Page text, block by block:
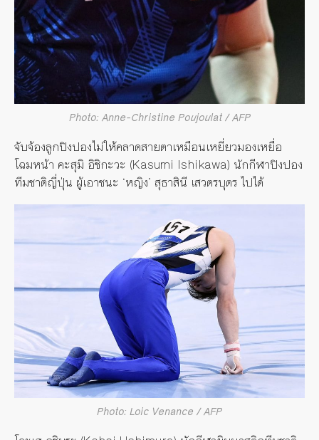
Photo: Anne-Christine Poujoulat / AFP
จับจ้องลูกปิงปองไม่ให้คลาดสายตาเหมือนเหยี่ยวมองเหยื่อ
โฉมหน้า คะสุมิ อิชิกะวะ (Kasumi Ishikawa) นักกีฬาปิงปอง
ทีมชาติญี่ปุ่น ผู้เอาชนะ ‘หญิง’ สุธาสินี เสวตรบุตร ไปได้
Photo: Loic Venance / AFP